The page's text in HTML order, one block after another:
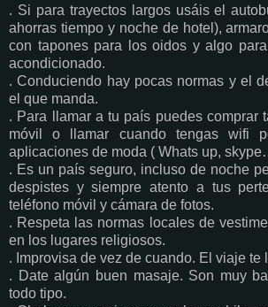
. Si para trayectos largos usáis el
ahorras tiempo y noche de hotel),
con tapones para los oidos y algo
acondicionado.
. Conduciendo hay pocas normas y el
el que manda.
. Para llamar a tu país puedes comprar
móvil o llamar cuando tengas wifi
aplicaciones de moda ( Whats up,
. Es un país seguro, incluso de noche
despistes y siempre atento a tus
teléfono móvil y cámara de fotos.
. Respeta las normas locales de
en los lugares religiosos.
. Improvisa de vez de cuando. El viaje te
. Date algún buen masaje. Son muy
todo tipo.